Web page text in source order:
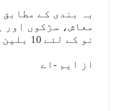
بہ بندی کے
معاش، سڑکوں اور
نو کے لئے 10 بلین ڈالر کی ضرورت ہے۔
از ایم -اے